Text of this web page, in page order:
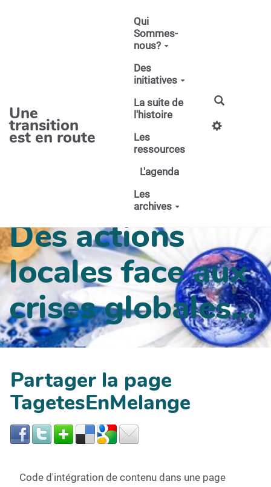
Une
transition
est en route
Qui
Sommes-
nous?
Des
initiatives
La suite de
l'histoire
Les
ressources
L'agenda
Les
archives
Des actions
locales face aux
crises globales...
Partager la page
TagetesEnMelange
Code d'intégration de contenu dans une page